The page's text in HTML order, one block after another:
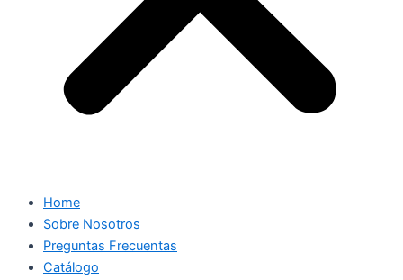
Home
Sobre Nosotros
Preguntas Frecuentas
Catálogo